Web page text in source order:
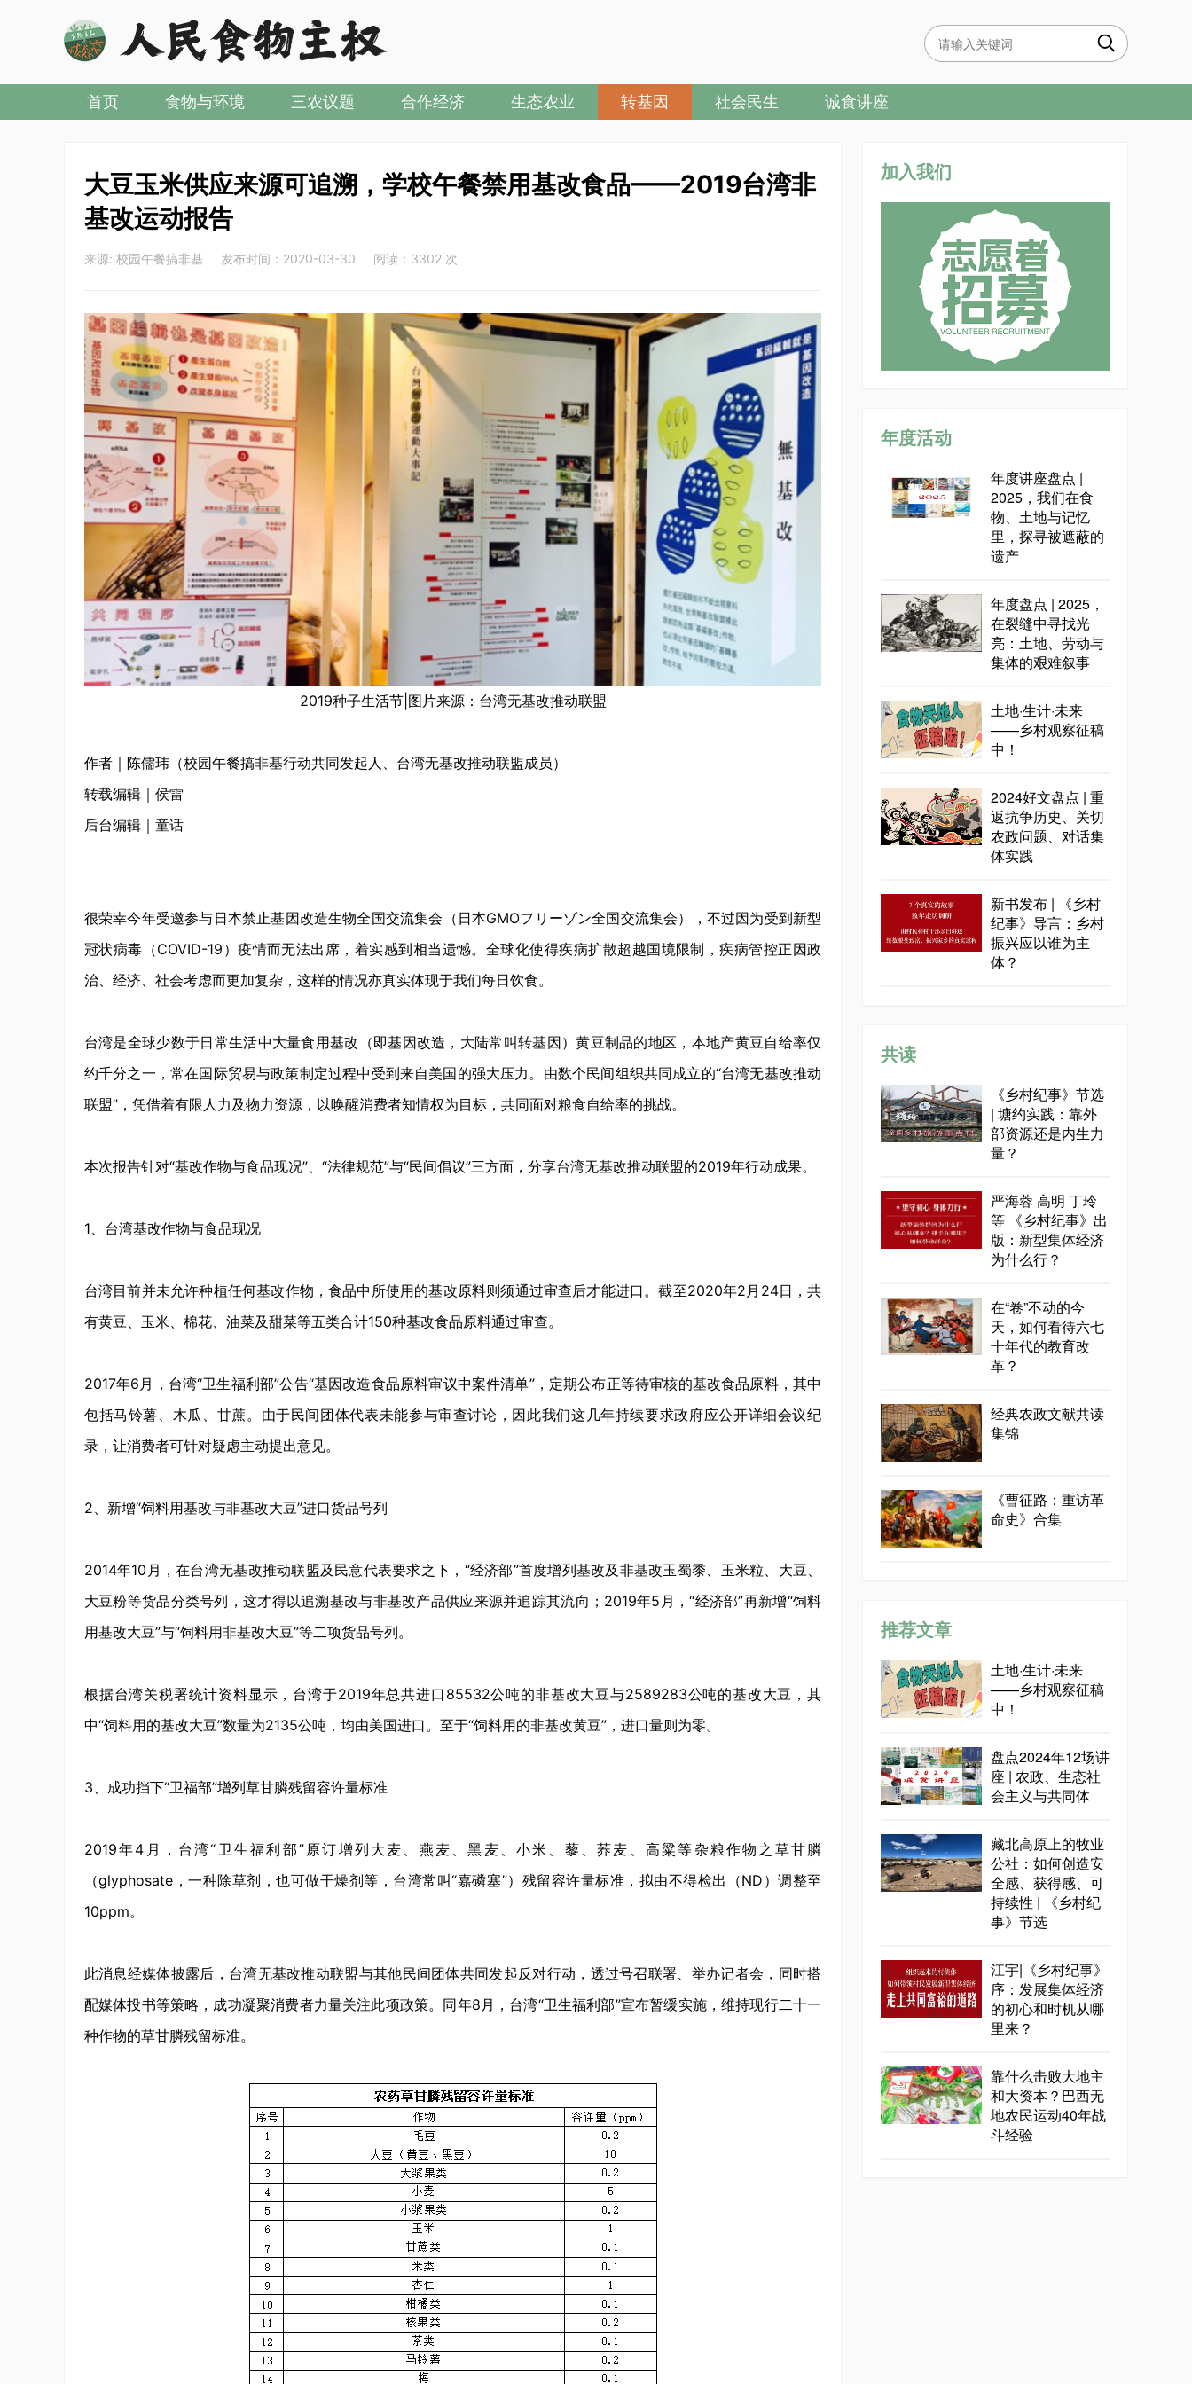
首页 食物与环境 三农议题 合作经济 生态农业 转基因 社会民生 诚食讲座
大豆玉米供应来源可追溯，学校午餐禁用基改食品——2019台湾非
基改运动报告
来源: 校园午餐搞非基 发布时间：2020-03-30 阅读：3302 次
2019种子生活节|图片来源：台湾无基改推动联盟
作者｜陈儒玮（校园午餐搞非基行动共同发起人、台湾无基改推动联盟成员）
转载编辑｜侯雷
后台编辑｜童话
很荣幸今年受邀参与日本禁止基因改造生物全国交流集会（日本GMOフリーゾン全国交流集会），不过因为受到新型
冠状病毒（COVID-19）疫情而无法出席，着实感到相当遗憾。全球化使得疾病扩散超越国境限制，疾病管控正因政
治、经济、社会考虑而更加复杂，这样的情况亦真实体现于我们每日饮食。
台湾是全球少数于日常生活中大量食用基改（即基因改造，大陆常叫转基因）黄豆制品的地区，本地产黄豆自给率仅
约千分之一，常在国际贸易与政策制定过程中受到来自美国的强大压力。由数个民间组织共同成立的“台湾无基改推动
联盟”，凭借着有限人力及物力资源，以唤醒消费者知情权为目标，共同面对粮食自给率的挑战。
本次报告针对“基改作物与食品现况”、“法律规范”与“民间倡议”三方面，分享台湾无基改推动联盟的2019年行动成果。
1、台湾基改作物与食品现况
台湾目前并未允许种植任何基改作物，食品中所使用的基改原料则须通过审查后才能进口。截至2020年2月24日，共
有黄豆、玉米、棉花、油菜及甜菜等五类合计150种基改食品原料通过审查。
2017年6月，台湾“卫生福利部”公告“基因改造食品原料审议中案件清单”，定期公布正等待审核的基改食品原料，其中
包括马铃薯、木瓜、甘蔗。由于民间团体代表未能参与审查讨论，因此我们这几年持续要求政府应公开详细会议纪
录，让消费者可针对疑虑主动提出意见。
2、新增“饲料用基改与非基改大豆”进口货品号列
2014年10月，在台湾无基改推动联盟及民意代表要求之下，“经济部”首度增列基改及非基改玉蜀黍、玉米粒、大豆、
大豆粉等货品分类号列，这才得以追溯基改与非基改产品供应来源并追踪其流向；2019年5月，“经济部”再新增“饲料
用基改大豆”与“饲料用非基改大豆”等二项货品号列。
根据台湾关税署统计资料显示，台湾于2019年总共进口85532公吨的非基改大豆与2589283公吨的基改大豆，其
中“饲料用的基改大豆”数量为2135公吨，均由美国进口。至于“饲料用的非基改黄豆”，进口量则为零。
3、成功挡下“卫福部”增列草甘膦残留容许量标准
2019年4月，台湾“卫生福利部”原订增列大麦、燕麦、黑麦、小米、藜、荞麦、高粱等杂粮作物之草甘膦
（glyphosate，一种除草剂，也可做干燥剂等，台湾常叫“嘉磷塞”）残留容许量标准，拟由不得检出（ND）调整至
10ppm。
此消息经媒体披露后，台湾无基改推动联盟与其他民间团体共同发起反对行动，透过号召联署、举办记者会，同时搭
配媒体投书等策略，成功凝聚消费者力量关注此项政策。同年8月，台湾“卫生福利部”宣布暂缓实施，维持现行二十一
种作物的草甘膦残留标准。
加入我们
年度活动
年度讲座盘点 |
2025，我们在食
物、土地与记忆
里，探寻被遮蔽的
遗产
年度盘点 | 2025，
在裂缝中寻找光
亮：土地、劳动与
集体的艰难叙事
土地·生计·未来
——乡村观察征稿
中！
2024好文盘点 | 重
返抗争历史、关切
农政问题、对话集
体实践
新书发布 | 《乡村
纪事》导言：乡村
振兴应以谁为主
体？
共读
《乡村纪事》节选
| 塘约实践：靠外
部资源还是内生力
量？
严海蓉 高明 丁玲
等 《乡村纪事》出
版：新型集体经济
为什么行？
在“卷”不动的今
天，如何看待六七
十年代的教育改
革？
经典农政文献共读
集锦
《曹征路：重访革
命史》合集
推荐文章
土地·生计·未来
——乡村观察征稿
中！
盘点2024年12场讲
座 | 农政、生态社
会主义与共同体
藏北高原上的牧业
公社：如何创造安
全感、获得感、可
持续性 | 《乡村纪
事》节选
江宇|《乡村纪事》
序：发展集体经济
的初心和时机从哪
里来？
靠什么击败大地主
和大资本？巴西无
地农民运动40年战
斗经验